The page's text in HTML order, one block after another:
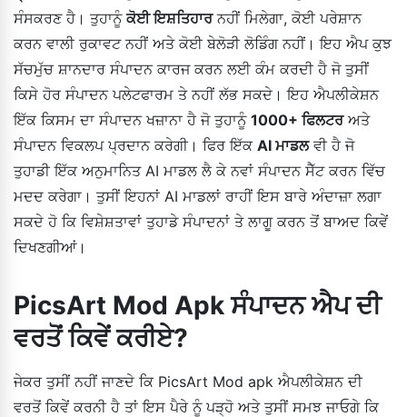
ਸੰਸਕਰਣ ਹੈ। ਤੁਹਾਨੂੰਕੋਈ ਇਸ਼ਤਿਹਾਰਨਹੀਂ ਮਿਲੇਗਾ, ਕੋਈ ਪਰੇਸ਼ਾਨ
ਕਰਨ ਵਾਲੀ ਰੁਕਾਵਟ ਨਹੀਂ ਅਤੇ ਕੋਈ ਬੇਲੋੜੀ ਲੋਡਿੰਗ ਨਹੀਂ। ਇਹ ਐਪ ਕੁਝ
ਸੱਚਮੁੱਚ ਸ਼ਾਨਦਾਰ ਸੰਪਾਦਨ ਕਾਰਜ ਕਰਨ ਲਈ ਕੰਮ ਕਰਦੀ ਹੈ ਜੋ ਤੁਸੀਂ
ਕਿਸੇ ਹੋਰ ਸੰਪਾਦਨ ਪਲੇਟਫਾਰਮ ਤੇ ਨਹੀਂ ਲੱਭ ਸਕਦੇ। ਇਹ ਐਪਲੀਕੇਸ਼ਨ
ਇੱਕ ਕਿਸਮ ਦਾ ਸੰਪਾਦਨ ਖਜ਼ਾਨਾ ਹੈ ਜੋ ਤੁਹਾਨੂੰ 1000+ ਫਿਲਟਰਅਤੇ
ਸੰਪਾਦਨ ਵਿਕਲਪ ਪ੍ਰਦਾਨ ਕਰੇਗੀ। ਫਿਰ ਇੱਕ AI ਮਾਡਲਵੀ ਹੈ ਜੋ
ਤੁਹਾਡੀ ਇੱਕ ਅਨੁਮਾਨਿਤ AI ਮਾਡਲ ਲੈ ਕੇ ਨਵਾਂ ਸੰਪਾਦਨ ਸੈੱਟ ਕਰਨ ਵਿੱਚ
ਮਦਦ ਕਰੇਗਾ। ਤੁਸੀਂ ਇਹਨਾਂ AI ਮਾਡਲਾਂ ਰਾਹੀਂ ਇਸ ਬਾਰੇ ਅੰਦਾਜ਼ਾ ਲਗਾ
ਸਕਦੇ ਹੋ ਕਿ ਵਿਸ਼ੇਸ਼ਤਾਵਾਂ ਤੁਹਾਡੇ ਸੰਪਾਦਨਾਂ ਤੇ ਲਾਗੂ ਕਰਨ ਤੋਂ ਬਾਅਦ ਕਿਵੇਂ
ਦਿਖਣਗੀਆਂ।
PicsArt Mod Apk ਸੰਪਾਦਨ ਐਪ ਦੀ
ਵਰਤੋਂ ਕਿਵੇਂ ਕਰੀਏ?
ਜੇਕਰ ਤੁਸੀਂ ਨਹੀਂ ਜਾਣਦੇ ਕਿ PicsArt Mod apk ਐਪਲੀਕੇਸ਼ਨ ਦੀ
ਵਰਤੋਂ ਕਿਵੇਂ ਕਰਨੀ ਹੈ ਤਾਂ ਇਸ ਪੈਰੇ ਨੂੰ ਪੜ੍ਹੋ ਅਤੇ ਤੁਸੀਂ ਸਮਝ ਜਾਓਗੇ ਕਿ